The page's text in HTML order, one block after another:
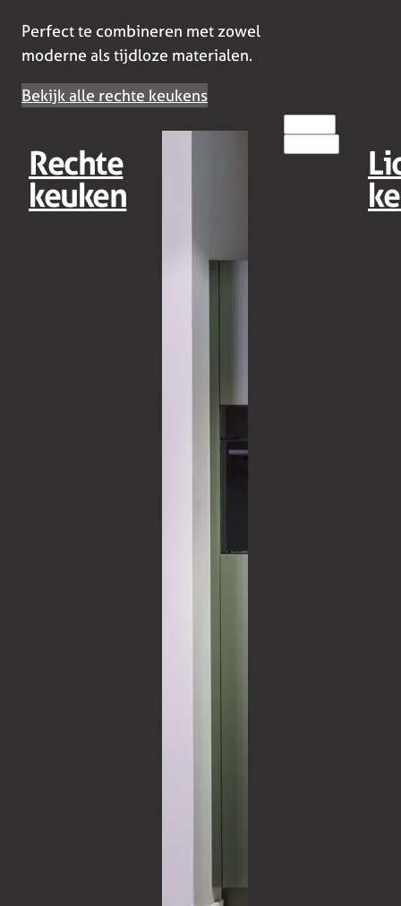
Perfect te combineren met zowel
moderne als tijdloze materialen.
Bekijk alle rechte keukens
Rechte
keuken